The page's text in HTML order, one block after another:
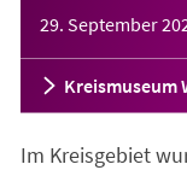
29. September
Kreismuseum
Im Kreisgebiet